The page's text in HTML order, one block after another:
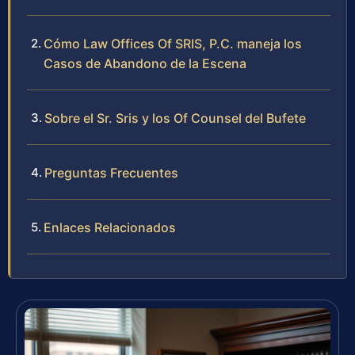
Cómo Law Offices Of SRIS, P.C. maneja los
Casos de Abandono de la Escena
Sobre el Sr. Sris y los Of Counsel del Bufete
Preguntas Frecuentes
Enlaces Relacionados